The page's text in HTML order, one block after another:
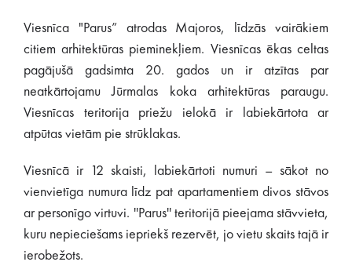
Viesnīca "Parus” atrodas Majoros, līdzās vairākiem
citiem arhitektūras pieminekļiem. Viesnīcas ēkas celtas
pagājušā gadsimta 20. gados un ir atzītas par
neatkārtojamu Jūrmalas koka arhitektūras paraugu.
Viesnīcas teritorija priežu ielokā ir labiekārtota ar
atpūtas vietām pie strūklakas.
Viesnīcā ir 12 skaisti, labiekārtoti numuri – sākot no
vienvietīga numura līdz pat apartamentiem divos stāvos
ar personīgo virtuvi. ''Parus'' teritorijā pieejama stāvvieta,
kuru nepieciešams iepriekš rezervēt, jo vietu skaits tajā ir
ierobežots.